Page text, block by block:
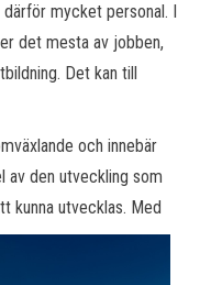
mycket personal. I
det mesta av jobben,
Det kan till
och innebär
av den utveckling som
kunna utvecklas. Med